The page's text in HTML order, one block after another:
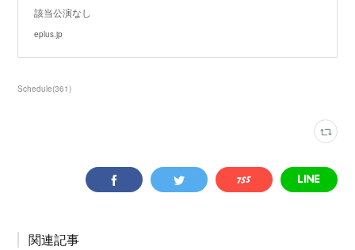
該当公演なし
eplus.jp
Schedule(361)
関連記事